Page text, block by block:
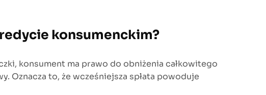
konsumenckim?
konsument ma prawo do obniżenia całkowitego
Oznacza to, że wcześniejsza spłata powoduje